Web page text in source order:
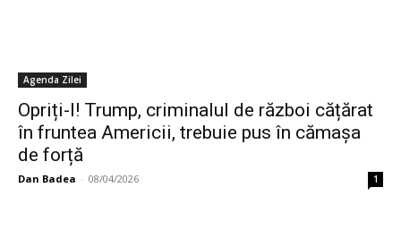
Agenda Zilei
Opriți-l! Trump, criminalul de război cățărat
în fruntea Americii, trebuie pus în cămașa
de forță
Dan Badea - 08/04/2026 1